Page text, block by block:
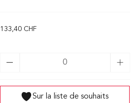
133,40 CHF
Sur la liste de souhaits